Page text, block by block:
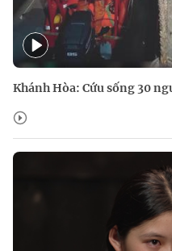
Khánh Hòa: Cứu sống 30